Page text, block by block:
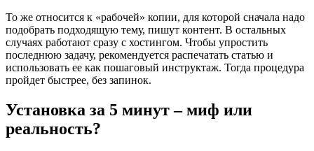
То же относится к «рабочей» копии, для которой сначала надо
подобрать подходящую тему, пишут контент. В остальных
случаях работают сразу с хостингом. Чтобы упростить
последнюю задачу, рекомендуется распечатать статью и
использовать ее как пошаговый инструктаж. Тогда процедура
пройдет быстрее, без запинок.
Установка за 5 минут – миф или
реальность?